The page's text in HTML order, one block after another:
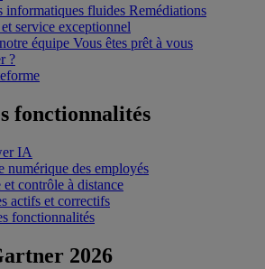
informatiques fluides Remédiations
service exceptionnel
équipe Vous êtes prêt à vous
?
fonctionnalités
IA
numérique des employés
et contrôle à distance
actifs et correctifs
fonctionnalités
2026